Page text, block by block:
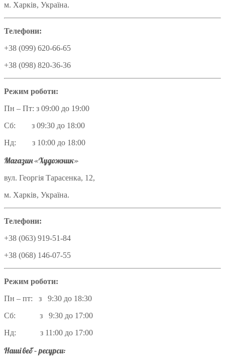
м. Харків, Україна.
Телефони:
+38 (099) 620-66-65
+38 (098) 820-36-36
Режим роботи:
Пн – Пт: з 09:00 до 19:00
Сб: з 09:30 до 18:00
Нд: з 10:00 до 18:00
Магазин «Художник»
вул. Георгія Тарасенка, 12,
м. Харків, Україна.
Телефони:
+38 (063) 919-51-84
+38 (068) 146-07-55
Режим роботи:
Пн – пт: з 9:30 до 18:30
Сб: з 9:30 до 17:00
Нд: з 11:00 до 17:00
Наші веб – ресурси: